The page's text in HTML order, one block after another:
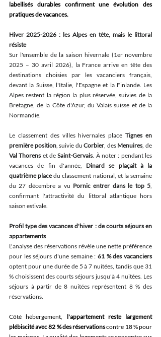
labellisés durables confirment une évolution des
pratiques de vacances.
Hiver 2025-2026 : les Alpes en tête, mais le littoral
résiste
Sur l'ensemble de la saison hivernale (1er novembre
2025 – 30 avril 2026), la France arrive en tête des
destinations choisies par les vacanciers français,
devant la Suisse, l'Italie, l'Espagne et la Finlande. Les
Alpes restent la région la plus réservée, suivies de la
Bretagne, de la Côte d'Azur, du Valais suisse et de la
Normandie.
Le classement des villes hivernales place Tignes en
première position, suivie du Corbier, des Menuires
Val Thorens et de Saint-Gervais. À noter : pendant les
vacances de fin d'année, Dinard se plaçait à la
quatrième place du classement national, et la semaine
du 27 décembre a vu Pornic entrer dans le top 5,
confirmant l'attractivité du littoral atlantique hors
saison estivale.
Profil type des vacances d'hiver : de courts séjours en
appartements
L'analyse des réservations révèle une nette préférence
pour les séjours d'une semaine : 61 % des vacanciers
optent pour une durée de 5 à 7 nuitées, tandis que 31
% choisissent des courts séjours jusqu'à 4 nuitées. Les
séjours à partir de 8 nuitées représentent 8 % des
réservations.
Côté hébergement, l'appartement reste largement
plébiscité avec 82 % des réservations contre 18 % pour